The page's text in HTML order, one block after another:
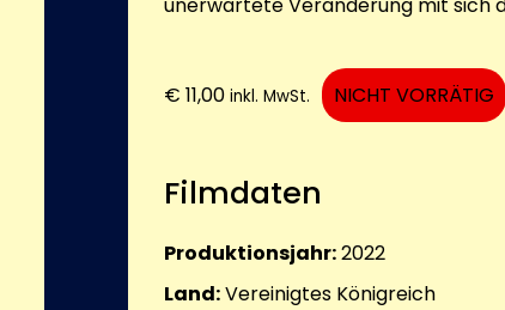
unerwartete Veränderung mit sich
€ 11,00 inkl. MwSt. NICHT VORRÄTIG
Filmdaten
Produktionsjahr:2022
Land:Vereinigtes Königreich